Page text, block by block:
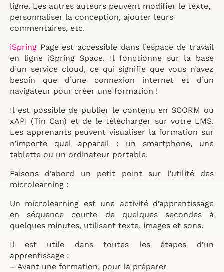
ligne. Les autres auteurs peuvent modifier le texte,
personnaliser la conception, ajouter leurs
commentaires, etc.
iSpring Page est accessible dans l’espace de travail
en ligne iSpring Space. Il fonctionne sur la base
d’un service cloud, ce qui signifie que vous n’avez
besoin que d’une connexion internet et d’un
navigateur pour créer une formation !
Il est possible de publier le contenu en SCORM ou
xAPI (Tin Can) et de le télécharger sur votre LMS.
Les apprenants peuvent visualiser la formation sur
n’importe quel appareil : un smartphone, une
tablette ou un ordinateur portable.
Faisons d’abord un petit point sur l’utilité des
microlearning :
Un microlearning est une activité d’apprentissage
en séquence courte de quelques secondes à
quelques minutes, utilisant texte, images et sons.
Il est utile dans toutes les étapes d’un
apprentissage :
– Avant une formation, pour la préparer